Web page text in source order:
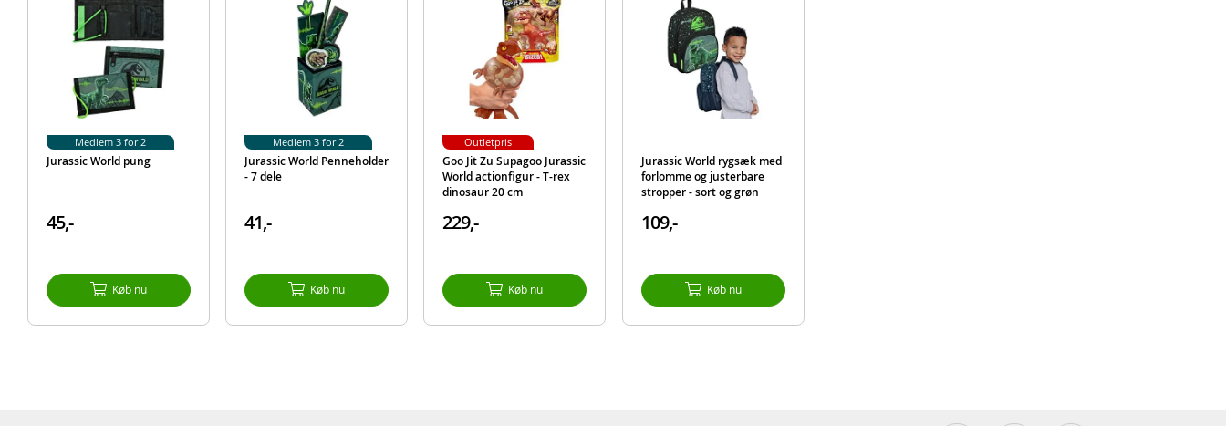
194735309603
Jurassic World
Jurassic World pung
45,-
Køb nu
Medlem 3 for 2
Jurassic World Penneholder
- 7 dele
41,-
Køb nu
Medlem 3 for 2
Goo Jit Zu Supagoo Jurassic
World actionfigur - T-rex
dinosaur 20 cm
229,-
Køb nu
Outletpris
Jurassic World rygsæk med
forlomme og justerbare
stropper - sort og grøn
109,-
Køb nu